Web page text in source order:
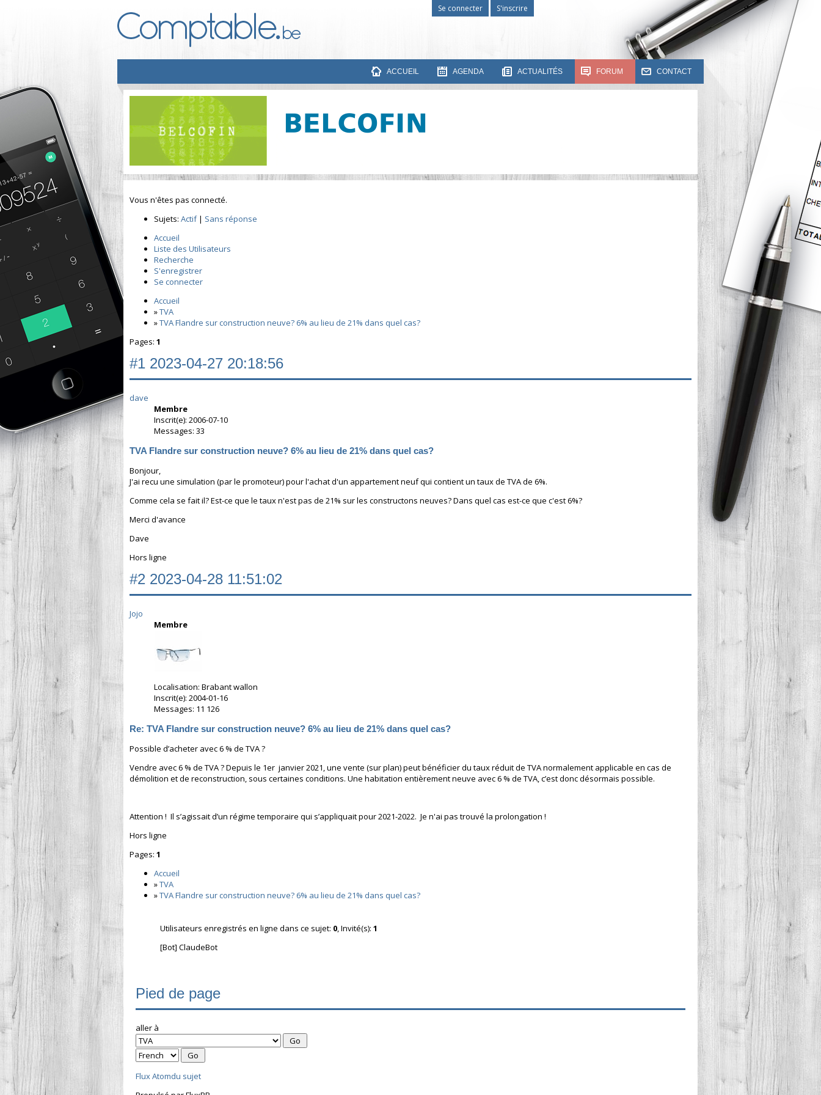
ACCUEIL AGENDA ACTUALITÉS FORUM CONTACT
Se connecter S'inscrire
Vous n'êtes pas connecté.
Sujets: Actif| Sans réponse
Accueil
Liste des Utilisateurs
Recherche
S'enregistrer
Se connecter
Accueil
»TVA
»TVA Flandre sur construction neuve? 6% au lieu de 21% dans quel cas?
Pages: 1
#1 2023-04-27 20:18:56
dave
Membre
Inscrit(e): 2006-07-10
Messages: 33
TVA Flandre sur construction neuve? 6% au lieu de 21% dans quel cas?
Bonjour,
J'ai recu une simulation (par le promoteur) pour l'achat d'un appartement neuf qui contient un taux de TVA de 6%.
Comme cela se fait il? Est-ce que le taux n'est pas de 21% sur les constructons neuves? Dans quel cas est-ce que c'est 6%?
Merci d'avance
Dave
Hors ligne
#2 2023-04-28 11:51:02
Jojo
Membre
Localisation: Brabant wallon
Inscrit(e): 2004-01-16
Messages: 11 126
Re: TVA Flandre sur construction neuve? 6% au lieu de 21% dans quel cas?
Possible d’acheter avec 6 % de TVA ?
Vendre avec 6 % de TVA ? Depuis le 1er janvier 2021, une vente (sur plan) peut bénéficier du taux réduit de TVA normalement applicable en cas de
démolition et de reconstruction, sous certaines conditions. Une habitation entièrement neuve avec 6 % de TVA, c’est donc désormais possible.
Attention ! Il s’agissait d’un régime temporaire qui s’appliquait pour 2021-2022. Je n'ai pas trouvé la prolongation !
Hors ligne
Pages: 1
Accueil
»TVA
»TVA Flandre sur construction neuve? 6% au lieu de 21% dans quel cas?
Utilisateurs enregistrés en ligne dans ce sujet: 0, Invité(s): 1
[Bot] ClaudeBot
Pied de page
aller à
Flux Atomdu sujet